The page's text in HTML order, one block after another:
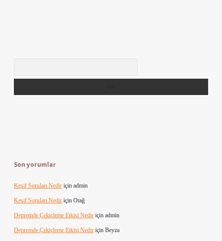
Son yorumlar
Keşif Soruları Nedir için admin
Keşif Soruları Nedir için Otağ
Depremde Çekiçleme Etkisi Nedir için admin
Depremde Çekiçleme Etkisi Nedir için Beyza